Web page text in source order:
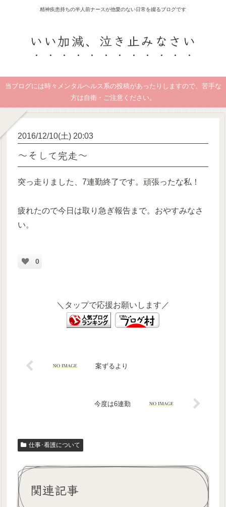
精神疾患持ちの半人前ナースが他愛のない日常を綴るブログです
いい加減、泣き止みなさい
当ブログには時々メンタルヘルス系の投稿があったりしますので、苦手な
方は自衛・ご注意ください。
2016/12/10(土) 20:03
～そして完走～
突っ走りました、7連勤終了です。頑張ったな私！
疲れたので今日は取り急ぎ報告まで。おやすみなさ
い。
0
＼タップで応援お願いします／
案ずるより
今度は6連勤
仕事･看護について
関連記事